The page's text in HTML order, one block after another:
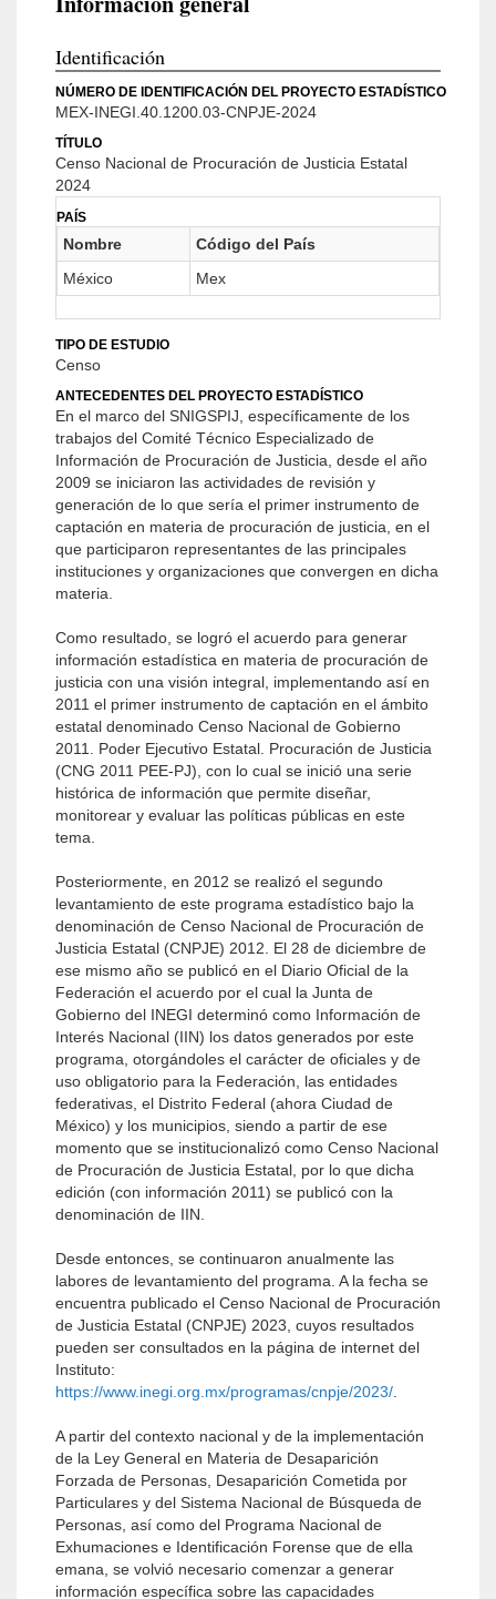
Identificación
NÚMERO DE IDENTIFICACIÓN DEL PROYECTO ESTADÍSTICO
MEX-INEGI.40.1200.03-CNPJE-2024
TÍTULO
Censo Nacional de Procuración de Justicia Estatal
2024
PAÍS
Nombre
Código del País
México
Mex
TIPO DE ESTUDIO
Censo
ANTECEDENTES DEL PROYECTO ESTADÍSTICO
En el marco del SNIGSPIJ, específicamente de los
trabajos del Comité Técnico Especializado de
Información de Procuración de Justicia, desde el año
2009 se iniciaron las actividades de revisión y
generación de lo que sería el primer instrumento de
captación en materia de procuración de justicia, en el
que participaron representantes de las principales
instituciones y organizaciones que convergen en dicha
materia.
Como resultado, se logró el acuerdo para generar
información estadística en materia de procuración de
justicia con una visión integral, implementando así en
2011 el primer instrumento de captación en el ámbito
estatal denominado Censo Nacional de Gobierno
2011. Poder Ejecutivo Estatal. Procuración de Justicia
(CNG 2011 PEE-PJ), con lo cual se inició una serie
histórica de información que permite diseñar,
monitorear y evaluar las políticas públicas en este
tema.
Posteriormente, en 2012 se realizó el segundo
levantamiento de este programa estadístico bajo la
denominación de Censo Nacional de Procuración de
Justicia Estatal (CNPJE) 2012. El 28 de diciembre de
ese mismo año se publicó en el Diario Oficial de la
Federación el acuerdo por el cual la Junta de
Gobierno del INEGI determinó como Información de
Interés Nacional (IIN) los datos generados por este
programa, otorgándoles el carácter de oficiales y de
uso obligatorio para la Federación, las entidades
federativas, el Distrito Federal (ahora Ciudad de
México) y los municipios, siendo a partir de ese
momento que se institucionalizó como Censo Nacional
de Procuración de Justicia Estatal, por lo que dicha
edición (con información 2011) se publicó con la
denominación de IIN.
Desde entonces, se continuaron anualmente las
labores de levantamiento del programa. A la fecha se
encuentra publicado el Censo Nacional de Procuración
de Justicia Estatal (CNPJE) 2023, cuyos resultados
pueden ser consultados en la página de internet del
Instituto:
https://www.inegi.org.mx/programas/cnpje/2023/
A partir del contexto nacional y de la implementación
de la Ley General en Materia de Desaparición
Forzada de Personas, Desaparición Cometida por
Particulares y del Sistema Nacional de Búsqueda de
Personas, así como del Programa Nacional de
Exhumaciones e Identificación Forense que de ella
emana, se volvió necesario comenzar a generar
información específica sobre las capacidades